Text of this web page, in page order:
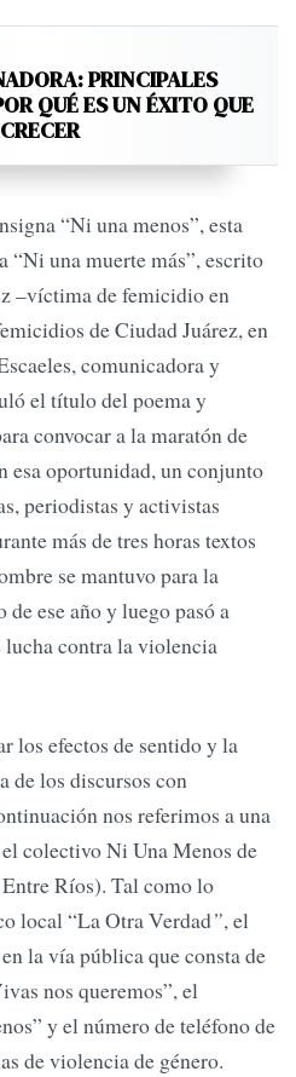
PRINCIPALES
QUÉ ES UN ÉXITO QUE
“Ni una menos”, esta
“Ni una muerte más”, escrito
–víctima de femicidio en
de Ciudad Juárez, en
comunicadora y
el título del poema y
convocar a la maratón de
esa oportunidad, un conjunto
periodistas y activistas
más de tres horas textos
se mantuvo para la
ese año y luego pasó a
contra la violencia
los efectos de sentido y la
de los discursos con
nos referimos a una
colectivo Ni Una Menos de
Ríos). Tal como lo
local “La Otra Verdad”, el
la vía pública que consta de
nos queremos”, el
y el número de teléfono de
de violencia de género.